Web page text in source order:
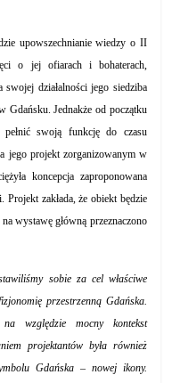
upowszechnianie wiedzy o II
o jej ofiarach i bohaterach,
działalności jego siedziba
Gdańsku. Jednakże od początku
swoją funkcję do czasu
jego projekt zorganizowanym w
koncepcja zaproponowana
zakłada, że obiekt będzie
na wystawę główną przeznaczono
sobie za cel właściwe
przestrzenną Gdańska.
względzie mocny kontekst
projektantów była również
Gdańska – nowej ikony.